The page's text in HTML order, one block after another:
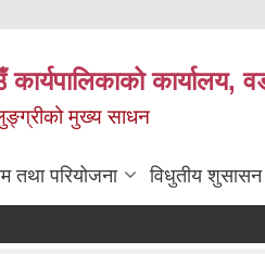
कार्यालय,
लुङ्ग्रीको मुख्य साधन
तथा परियोजना विधुतीय शुसासन